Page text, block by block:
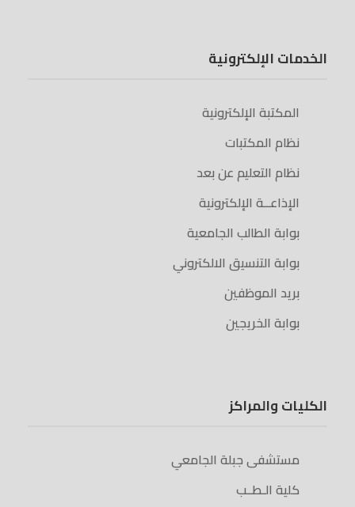
الخدمات الإلكترونية
المكتبة الإلكترونية
نظام المكتبات
نظام التعليم عن بعد
الإذاعــة الإلكترونية
بوابة الطالب الجامعية
بوابة التنسيق الالكتروني
بريد الموظفين
بوابة الخريجين
الكليات والمراكز
مستشفى جبلة الجامعي
كلية الـطــب